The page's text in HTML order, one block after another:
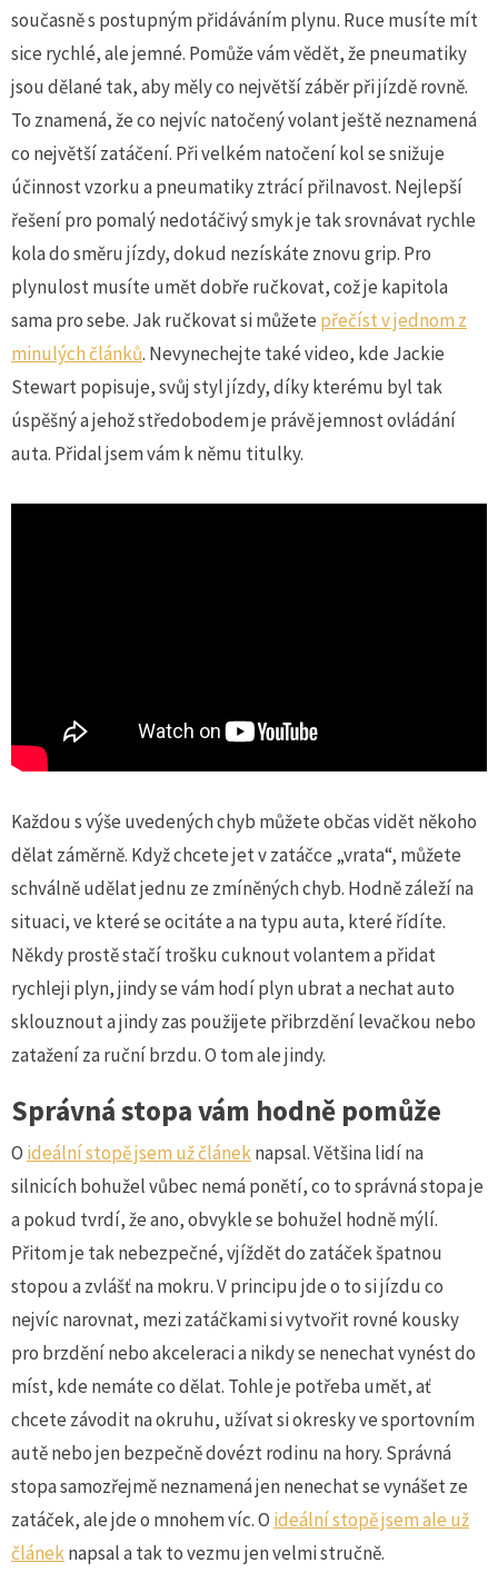
současně s postupným přidáváním plynu. Ruce musíte mít
sice rychlé, ale jemné. Pomůže vám vědět, že pneumatiky
jsou dělané tak, aby měly co největší záběr při jízdě rovně.
To znamená, že co nejvíc natočený volant ještě neznamená
co největší zatáčení. Při velkém natočení kol se snižuje
účinnost vzorku a pneumatiky ztrácí přilnavost. Nejlepší
řešení pro pomalý nedotáčivý smyk je tak srovnávat rychle
kola do směru jízdy, dokud nezískáte znovu grip. Pro
plynulost musíte umět dobře ručkovat, což je kapitola
sama pro sebe. Jak ručkovat si můžete přečíst v jednom z
minulých článků. Nevynechejte také video, kde Jackie
Stewart popisuje, svůj styl jízdy, díky kterému byl tak
úspěšný a jehož středobodem je právě jemnost ovládání
auta. Přidal jsem vám k němu titulky.
Každou s výše uvedených chyb můžete občas vidět někoho
dělat záměrně. Když chcete jet v zatáčce „vrata“, můžete
schválně udělat jednu ze zmíněných chyb. Hodně záleží na
situaci, ve které se ocitáte a na typu auta, které řídíte.
Někdy prostě stačí trošku cuknout volantem a přidat
rychleji plyn, jindy se vám hodí plyn ubrat a nechat auto
sklouznout a jindy zas použijete přibrzdění levačkou nebo
zatažení za ruční brzdu. O tom ale jindy.
Správná stopa vám hodně pomůže
O ideální stopě jsem už článeknapsal. Většina lidí na
silnicích bohužel vůbec nemá ponětí, co to správná stopa je
a pokud tvrdí, že ano, obvykle se bohužel hodně mýlí.
Přitom je tak nebezpečné, vjíždět do zatáček špatnou
stopou a zvlášť na mokru. V principu jde o to si jízdu co
nejvíc narovnat, mezi zatáčkami si vytvořit rovné kousky
pro brzdění nebo akceleraci a nikdy se nenechat vynést do
míst, kde nemáte co dělat. Tohle je potřeba umět, ať
chcete závodit na okruhu, užívat si okresky ve sportovním
autě nebo jen bezpečně dovézt rodinu na hory. Správná
stopa samozřejmě neznamená jen nenechat se vynášet ze
zatáček, ale jde o mnohem víc. O ideální stopě jsem ale už
článeknapsal a tak to vezmu jen velmi stručně.